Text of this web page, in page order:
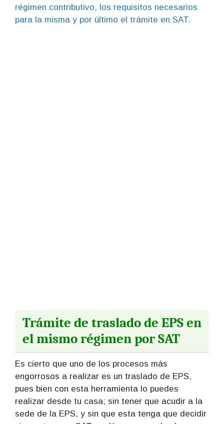
régimen contributivo, los requisitos necesarios
para la misma y por último el trámite en SAT.
Trámite de traslado de EPS en
el mismo régimen por SAT
Es cierto que uno de los procesos más
engorrosos a realizar es un traslado de EPS,
pues bien con esta herramienta lo puedes
realizar desde tu casa; sin tener que acudir a la
sede de la EPS, y sin que esta tenga que decidir